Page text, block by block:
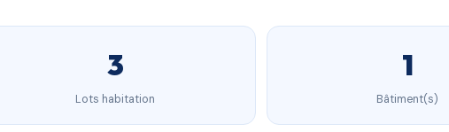
3
Lots habitation
1
Bâtiment(s)